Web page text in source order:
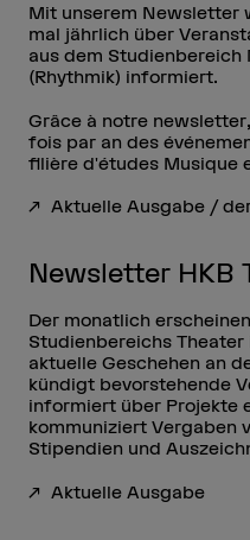
Mit unserem Newsletter
mal jährlich über
aus dem Studienbereich
(Rhythmik) informiert.
Grâce à notre
fois par an des
filière d'études Musique
Aktuelle Ausgabe /
Newsletter HKB
Der monatlich
Studienbereichs
aktuelle Geschehen an
kündigt bevorstehende
informiert über Projekte
kommuniziert Vergaben
Stipendien und
Aktuelle Ausgabe